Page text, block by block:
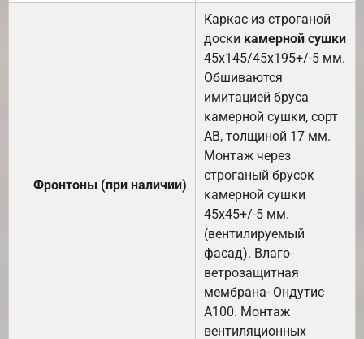
Фронтоны (при наличии)
Каркас из строганой
доски камерной сушки
45х145/45х195+/-5 мм.
Обшиваются
имитацией бруса
камерной сушки, сорт
АВ, толщиной 17 мм.
Монтаж через
строганый брусок
камерной сушки
45х45+/-5 мм.
(вентилируемый
фасад). Влаго-
ветрозащитная
мембрана- Ондутис
А100. Монтаж
вентиляционных